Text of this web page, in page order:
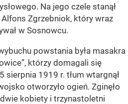
Na jego czele stanął
Zgrzebniok, który wraz
w Sosnowcu.
powstania była masakra
którzy domagali się
sierpnia 1919 r. tłum wtargnął
otworzyło ogień. Zginęło
kobiety i trzynastoletni